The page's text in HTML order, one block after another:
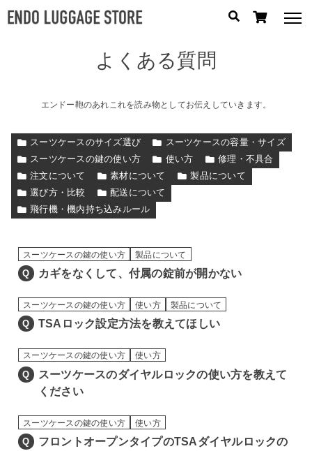
カテゴリから探す
ブランドから探す
容量から探す
泊数から探す
価格
〜
検索する
よくある質問
エンドー鞄のあれこれを読み物としてお伝えしていきます。
スーツケースのサイズ選び
スーツケースの容量・サイズ
スーツケースの鍵の使い方
使い方
修理・不具合
注文について
素材について
製品について
選び方・比較
配送について
飛行機・機内持ち込みルール
スーツケースの鍵の使い方 製品について
Q カギをなくして、付属の錠前が開かない
スーツケースの鍵の使い方 使い方 製品について
Q TSAロック設定方法を教えてほしい
スーツケースの鍵の使い方 使い方
Q
スーツケースのダイヤルロックの使い方を教えて
ください
スーツケースの鍵の使い方 使い方
Q
フロントオープンタイプのTSAダイヤルロックの